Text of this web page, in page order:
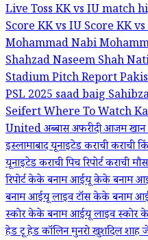
Live TossKK vs IU match
ScoreKK vs IU ScoreKK
Mohammad Nabi
ShahzadNaseem Shah
Stadium Pitch Report
PSL 2025saad baig
SeifertWhere To Watch
Unitedअब्बास अफरीदीआजम खान
इस्लामाबाद यूनाइटेडकराचीकराची
यूनाइटेडकराची पिच रिपोर्टकराची
रिपोर्टकेके बनाम आईयूकेके बनाम
बनाम आईयू लाइव टॉसकेके बनाम
स्कोरकेके बनाम आईयू लाइव स्कोर
हेड टू हेडकॉलिन मुनरोखुशदिल शाह